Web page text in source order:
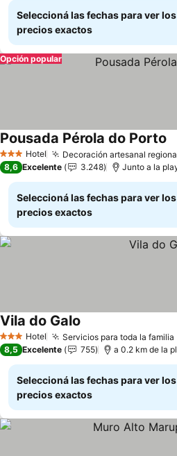
Seleccioná las fechas para ver los
precios exactos
Opción popular
3 Estrellas
Hotel Decoración artesanal
Pousada Pérola do Porto
8,6 Excelente 3.248 Junto a la
Seleccioná las fechas para ver los
precios exactos
3 Estrellas
Hotel Servicios para toda la familia
Vila do Galo
8,5 Excelente 755 a 0.2 km de la
Seleccioná las fechas para ver los
precios exactos